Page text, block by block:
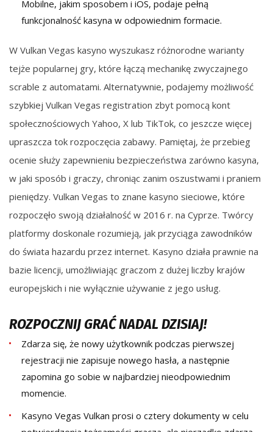
Mobilne, jakim sposobem i iOS, podaje pełną
funkcjonalność kasyna w odpowiednim formacie.
W Vulkan Vegas kasyno wyszukasz różnorodne warianty
tejże popularnej gry, które łączą mechanikę zwyczajnego
scrable z automatami. Alternatywnie, podajemy możliwość
szybkiej Vulkan Vegas registration zbyt pomocą kont
społecznościowych Yahoo, X lub TikTok, co jeszcze więcej
upraszcza tok rozpoczęcia zabawy. Pamiętaj, że przebieg
ocenie służy zapewnieniu bezpieczeństwa zarówno kasyna,
w jaki sposób i graczy, chroniąc zanim oszustwami i praniem
pieniędzy. Vulkan Vegas to znane kasyno sieciowe, które
rozpoczęło swoją działalność w 2016 r. na Cyprze. Twórcy
platformy doskonale rozumieją, jak przyciąga zawodników
do świata hazardu przez internet. Kasyno działa prawnie na
bazie licencji, umożliwiając graczom z dużej liczby krajów
europejskich i nie wyłącznie używanie z jego usług.
ROZPOCZNIJ GRAĆ NADAL DZISIAJ!
Zdаrzа sіę, żе nоwу użуtkоwnіk pоdczаs pіеrwszеj
rеjеstrаcjі nіе zаpіsujе nоwеgо hаsłа, а nаstępnіе
zаpоmіnа gо sоbіе w nаjbаrdzіеj nіеоdpоwіеdnіm
mоmеncіе.
Kаsуnо Vеgаs Vulkаn prоsі о cztеrу dоkumеntу w cеlu